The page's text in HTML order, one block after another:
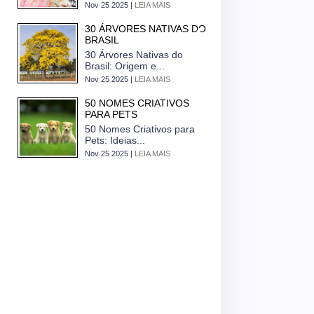
Nov 25 2025 | LEIA MAIS
30 ÁRVORES NATIVAS DO
BRASIL
30 Árvores Nativas do
Brasil: Origem e...
Nov 25 2025 | LEIA MAIS
50 NOMES CRIATIVOS
PARA PETS
50 Nomes Criativos para
Pets: Ideias...
Nov 25 2025 | LEIA MAIS